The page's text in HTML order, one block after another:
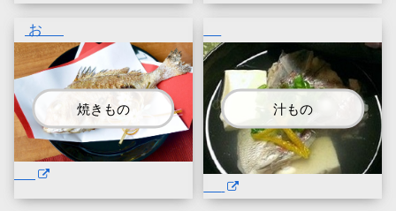
お
焼きもの 汁もの